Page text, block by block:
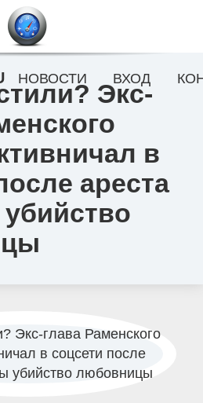
Экс-
в
ареста
НОВОСТИ ВХОД